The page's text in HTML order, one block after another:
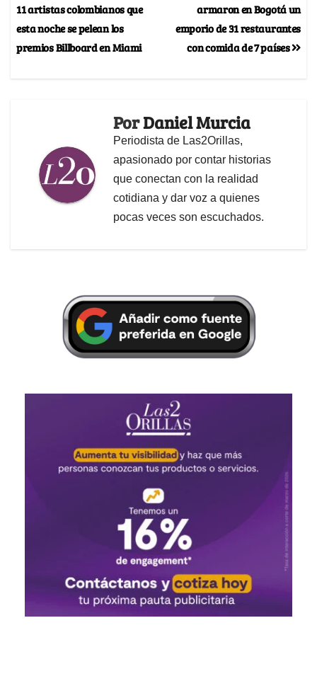
armaron en Bogotá un
emporio de 31 restaurantes
con comida de 7 países
11 artistas colombianos que
esta noche se pelean los
premios Billboard en Miami
PorDaniel Murcia
Periodista de Las2Orillas,
apasionado por contar historias
que conectan con la realidad
cotidiana y dar voz a quienes
pocas veces son escuchados.